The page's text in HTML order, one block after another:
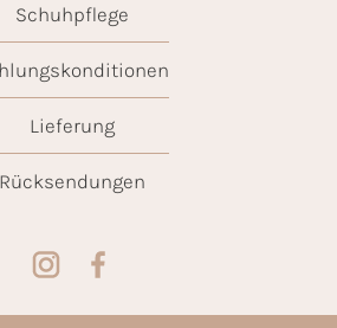
Schuhpflege
Lieferung
Rücksendungen